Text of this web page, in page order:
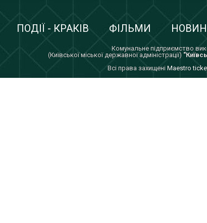
ПОДІЇ - КРАКІВ ФІЛЬМИ
Комунальне підприємство
(Київської міської державної адміністрації)
Всi права захищенi Maestro